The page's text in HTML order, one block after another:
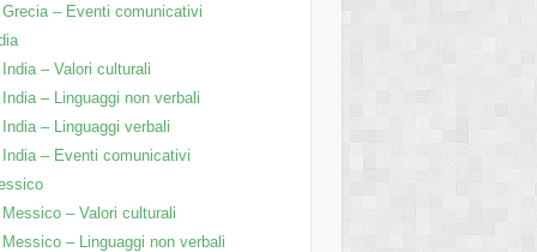
Grecia – Eventi comunicativi
India – Valori culturali
India – Linguaggi non verbali
India – Linguaggi verbali
India – Eventi comunicativi
Messico – Valori culturali
Messico – Linguaggi non verbali